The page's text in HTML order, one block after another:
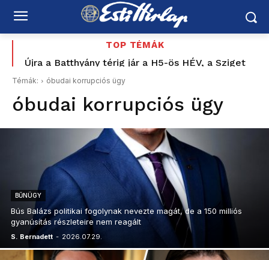
TOP TÉMÁK
Újra a Batthyány térig jár a H5-ös HÉV, a Sziget
miatt sűrűbben közlekedik
Újabb két embert fogtak el az ingatlanmaffia
Témák: óbudai korrupciós ügy
óbudai korrupciós ügy
BŰNÜGY
Bús Balázs politikai fogolynak nevezte magát, de a 150 milliós
gyanúsítás részleteire nem reagált
S. Bernadett - 2026.07.29.